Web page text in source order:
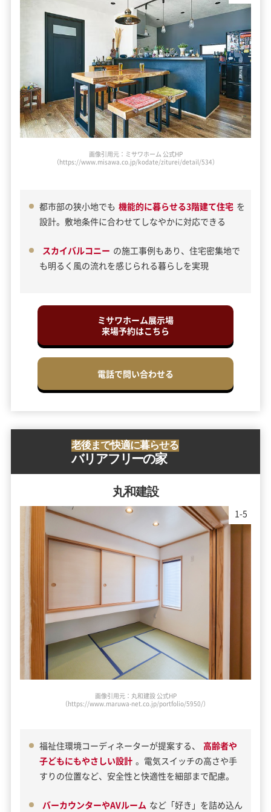
画像引用元：ミサワホーム 公式HP
（https://www.misawa.co.jp/kodate/ziturei/detail/534）
都市部の狭小地でも 機能的に暮らせる3階建て住宅 を
設計。敷地条件に合わせてしなやかに対応できる
スカイバルコニー の施工事例もあり、住宅密集地で
も明るく風の流れを感じられる暮らしを実現
ミサワホーム展示場
来場予約はこちら
電話で問い合わせる
老後まで快適に暮らせる
バリアフリーの家
丸和建設
画像引用元：丸和建設 公式HP
（https://www.maruwa-net.co.jp/portfolio/5950/）
1-5
福祉住環境コーディネーターが提案する、
高齢者や
子どもにもやさしい設計 。電気スイッチの高さや手
すりの位置など、安全性と快適性を細部まで配慮。
バーカウンターやAVルーム など「好き」を詰め込ん